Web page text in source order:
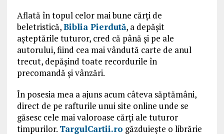
Aflată în topul celor mai bune cărţi de
beletristică,Biblia Pierdută, a depăşit
aşteptările tuturor, cred că până şi pe ale
autorului, fiind cea mai vândută carte de anul
trecut, depăşind toate recordurile în
precomandă şi vânzări.
În posesia mea a ajuns acum câteva săptămâni,
direct de pe rafturile unui site online unde se
găsesc cele mai valoroase cărţi ale tuturor
timpurilor. TargulCartii.ro găzduieşte o librărie